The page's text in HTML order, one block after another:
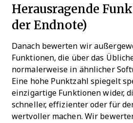
Herausragende
der Endnote)
Danach bewerten wir
Funktionen, die über das
normalerweise in ähnlicher
Eine hohe Punktzahl spiegelt
einzigartige Funktionen wider,
schneller, effizienter oder für
wertvoller machen. Wir